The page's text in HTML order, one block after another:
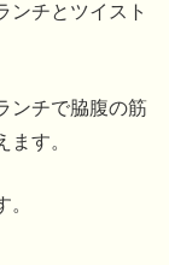
ンチとツイスト
ンチで脇腹の筋
す。